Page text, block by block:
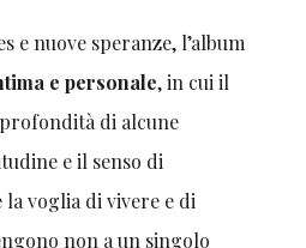
e nuove speranze, l’album
e personale, in cui il
di alcune
e il senso di
la voglia di vivere e di
non a un singolo